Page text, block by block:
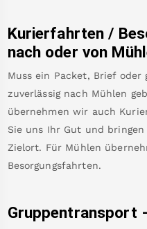
Kurierfahrten /
nach oder von
Muss ein Packet, Brief
zuverlässig nach Mühlen
übernehmen wir auch
Sie uns Ihr Gut und
Zielort. Für Mühlen
Besorgungsfahrten.
Gruppentransport